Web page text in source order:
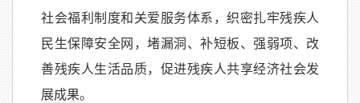
社会福利制度和关爱服务体系，织密扎牢残疾人
民生保障安全网，堵漏洞、补短板、强弱项、改
善残疾人生活品质，促进残疾人共享经济社会发
展成果。